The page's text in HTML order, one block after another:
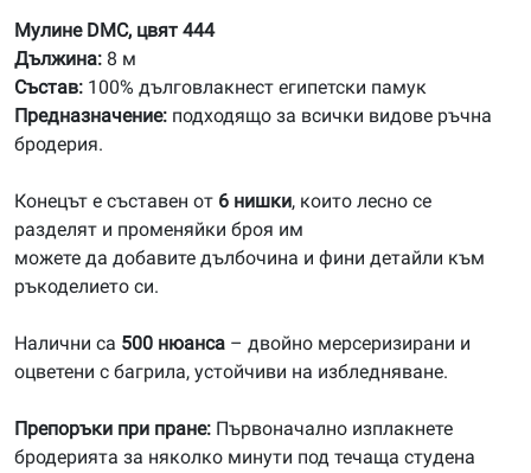
Мулине DMC, цвят 444
Дължина: 8 м
Състав: 100% дълговлакнест египетски памук
Предназначение: подходящо за всички видове ръчна
бродерия.
Конецът е съставен от 6 нишки, които лесно се
разделят и променяйки броя им
можете да добавите дълбочина и фини детайли към
ръкоделието си.
Налични са 500 нюанса – двойно мерсеризирани и
оцветени с багрила, устойчиви на избледняване.
Препоръки при пране: Първоначално изплакнете
бродерията за няколко минути под течаща студена